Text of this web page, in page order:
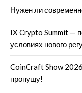
Нужен ли
IX Crypto Summit —
условиях нового
CoinCraft Show
пропущу!